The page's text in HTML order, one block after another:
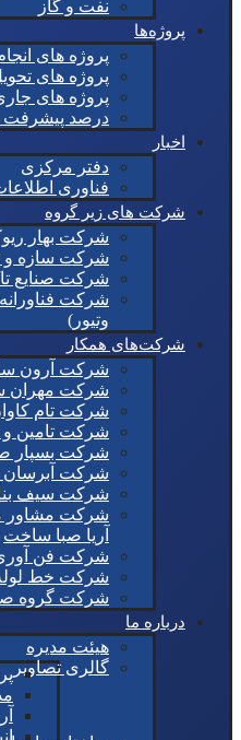
نفت و گاز
پروژه‌ها
پروژه های
پروژه های
پروژه های
درصد پیشرفت
اخبار
دفتر مرکزی
فناوری
شرکت های زیر گروه
شرکت بهار
شرکت سازه و
شرکت صنایع
شرکت فناورانه
وتیور)
شرکت‌های همکار
شرکت آرون
شرکت مهران
شرکت تام
شرکت تامین و
شرکت بسپار
شرکت آبرسان
شرکت سیف بنا
شرکت مشاور
آریا صبا ساخت
شرکت فن
شرکت خط
شرکت گروه
درباره ما
هیئت مدیره
گالری تصاویر